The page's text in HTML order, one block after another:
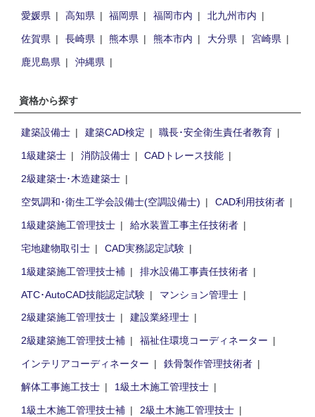
愛媛県
高知県 福岡県 福岡市内
北九州市内
佐賀県
長崎県 熊本県 熊本市内 大分県
宮崎県
鹿児島県
沖縄県
資格から探す
建築設備士 建築CAD検定
職長･安全衛生責任者教育
1級建築士
消防設備士
CADトレース技能
2級建築士･木造建築士
空気調和･衛生工学会設備士(空調設備士)
CAD利用技術者
1級建築施工管理技士
給水装置工事主任技術者
宅地建物取引士
CAD実務認定試験
1級建築施工管理技士補
排水設備工事責任技術者
ATC･AutoCAD技能認定試験
マンション管理士
2級建築施工管理技士
建設業経理士
2級建築施工管理技士補
福祉住環境コーディネーター
インテリアコーディネーター
鉄骨製作管理技術者
解体工事施工技士
1級土木施工管理技士
1級土木施工管理技士補
2級土木施工管理技士